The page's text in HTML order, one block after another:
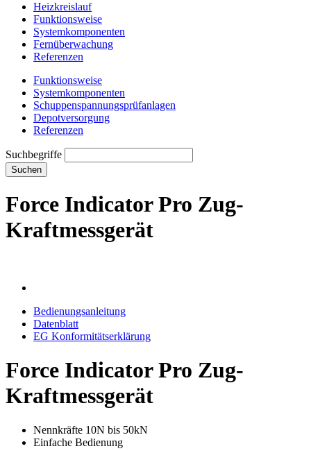
Heizkreislauf
Funktionsweise
Systemkomponenten
Fernüberwachung
Referenzen
Funktionsweise
Systemkomponenten
Schuppenspannungs­prüfanlagen
Depotversorgung
Referenzen
Suchbegriffe
Suchen
Force Indicator Pro Zug-
Kraftmessgerät
Bedienungsanleitung
Datenblatt
EG Konformitätserklärung
Force Indicator Pro Zug-
Kraftmessgerät
Nennkräfte 10N bis 50kN
Einfache Bedienung